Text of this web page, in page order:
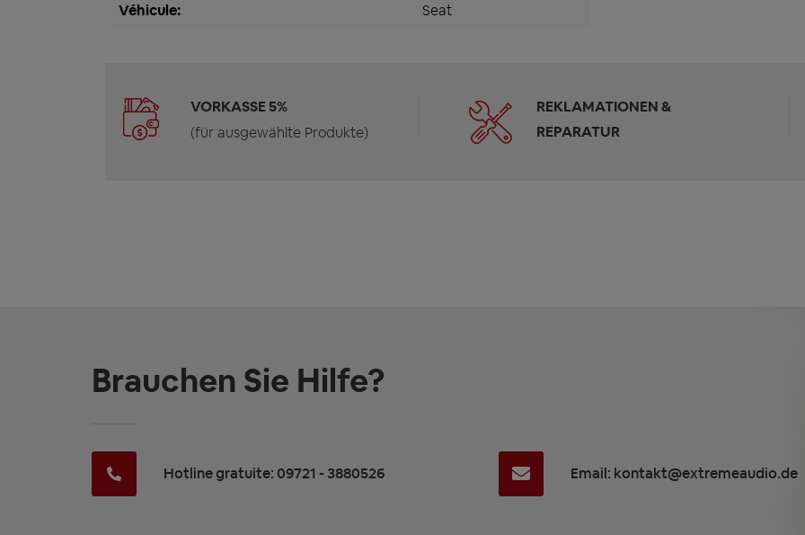
Véhicule: Seat
VORKASSE 5%
(für ausgewählte Produkte)
REKLAMATIONEN &
REPARATUR
Brauchen Sie Hilfe?
Hotline gratuite: 09721 - 3880526 Email: kontakt@extremeaudio.de